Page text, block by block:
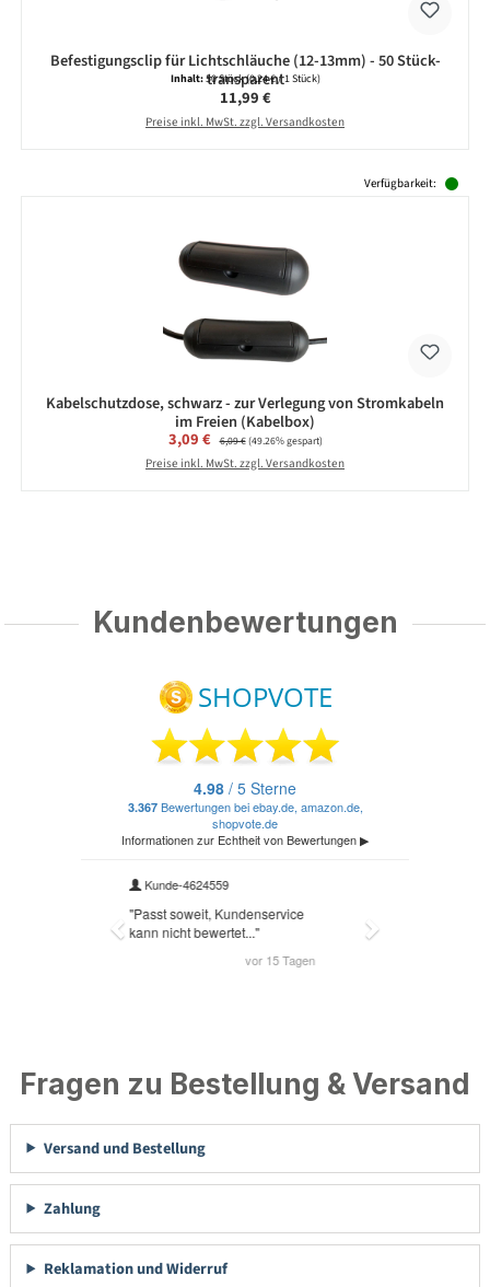
Befestigungsclip für Lichtschläuche (12-13mm) - 50 Stück-
transparent
Inhalt:50 Stück(0,24 € / 1 Stück)
Regulärer Preis:
11,99 €
Preise inkl. MwSt. zzgl. Versandkosten
Verfügbarkeit:
Kabelschutzdose, schwarz - zur Verlegung von Stromkabeln
im Freien (Kabelbox)
Verkaufspreis:
3,09 € Regulärer Preis:
6,09 €(49.26% gespart)
Preise inkl. MwSt. zzgl. Versandkosten
Kundenbewertungen
Fragen zu Bestellung & Versand
Versand und Bestellung
Zahlung
Reklamation und Widerruf